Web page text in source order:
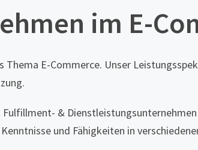
im E-
Thema E-Commerce. Unser
&
und Fähigkeiten in